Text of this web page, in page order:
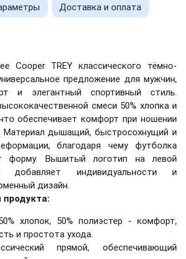
Доставка и оплата
Cooper TREY классического тёмно-
предложение для мужчин,
и элегантный спортивный стиль.
смеси 50% хлопка и
обеспечивает комфорт при ношении
Материал дышащий, быстросохнущий и
благодаря чему футболка
форму. Вышитый логотип на левой
добавляет индивидуальности и
дизайн.
продукта:
хлопок, 50% полиэстер - комфорт,
и простота ухода.
прямой, обеспечивающий